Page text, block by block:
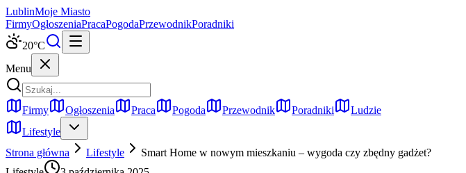
LublinMoje Miasto
FirmyOgłoszeniaPracaPogodaPrzewodnikPoradniki
20°C
Menu
Firmy Ogłoszenia Praca Pogoda Przewodnik Poradniki
Ludzie
Lifestyle
Strona główna
Lifestyle
Smart Home w nowym mieszkaniu – wygoda czy zbędny gadżet?